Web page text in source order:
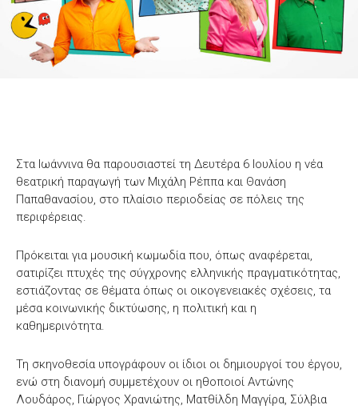
Στα Ιωάννινα θα παρουσιαστεί τη Δευτέρα 6 Ιουλίου η νέα
θεατρική παραγωγή των Μιχάλη Ρέππα και Θανάση
Παπαθανασίου, στο πλαίσιο περιοδείας σε πόλεις της
περιφέρειας.
Πρόκειται για μουσική κωμωδία που, όπως αναφέρεται,
σατιρίζει πτυχές της σύγχρονης ελληνικής πραγματικότητας,
εστιάζοντας σε θέματα όπως οι οικογενειακές σχέσεις, τα
μέσα κοινωνικής δικτύωσης, η πολιτική και η
καθημερινότητα.
Τη σκηνοθεσία υπογράφουν οι ίδιοι οι δημιουργοί του έργου,
ενώ στη διανομή συμμετέχουν οι ηθοποιοί Αντώνης
Λουδάρος, Γιώργος Χρανιώτης, Ματθίλδη Μαγγίρα, Σύλβια